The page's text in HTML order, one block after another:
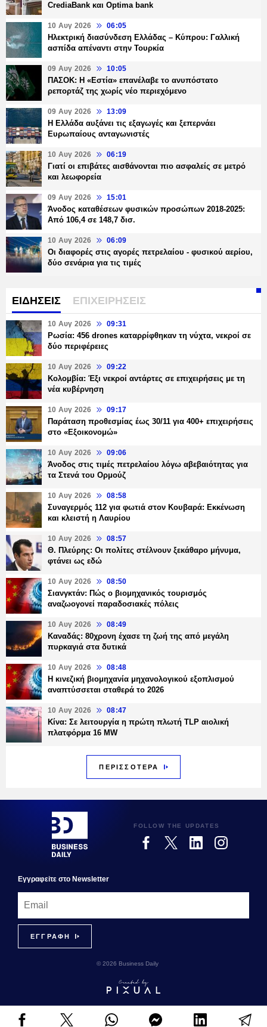
CrediaBank και Optima bank
10 Αυγ 2026 06:05
Ηλεκτρική διασύνδεση Ελλάδας – Κύπρου: Γαλλική
ασπίδα απέναντι στην Τουρκία
09 Αυγ 2026 10:05
ΠΑΣΟΚ: Η «Εστία» επανέλαβε το ανυπόστατο
ρεπορτάζ της χωρίς νέο περιεχόμενο
09 Αυγ 2026 13:09
Η Ελλάδα αυξάνει τις εξαγωγές και ξεπερνάει
Ευρωπαίους ανταγωνιστές
10 Αυγ 2026 06:19
Γιατί οι επιβάτες αισθάνονται πιο ασφαλείς σε μετρό
και λεωφορεία
09 Αυγ 2026 15:01
Άνοδος καταθέσεων φυσικών προσώπων 2018-2025:
Από 106,4 σε 148,7 δισ.
10 Αυγ 2026 06:09
Οι διαφορές στις αγορές πετρελαίου - φυσικού αερίου,
δύο σενάρια για τις τιμές
ΕΙΔΗΣΕΙΣ ΕΠΙΧΕΙΡΗΣΕΙΣ
10 Αυγ 2026 09:31
Ρωσία: 456 drones καταρρίφθηκαν τη νύχτα, νεκροί σε
δύο περιφέρειες
10 Αυγ 2026 09:22
Κολομβία: Έξι νεκροί αντάρτες σε επιχειρήσεις με τη
νέα κυβέρνηση
10 Αυγ 2026 09:17
Παράταση προθεσμίας έως 30/11 για 400+ επιχειρήσεις
στο «Εξοικονομώ»
10 Αυγ 2026 09:06
Άνοδος στις τιμές πετρελαίου λόγω αβεβαιότητας για
τα Στενά του Ορμούζ
10 Αυγ 2026 08:58
Συναγερμός 112 για φωτιά στον Κουβαρά: Εκκένωση
και κλειστή η Λαυρίου
10 Αυγ 2026 08:57
Θ. Πλεύρης: Οι πολίτες στέλνουν ξεκάθαρο μήνυμα,
φτάνει ως εδώ
10 Αυγ 2026 08:50
Σιανγκτάν: Πώς ο βιομηχανικός τουρισμός
αναζωογονεί παραδοσιακές πόλεις
10 Αυγ 2026 08:49
Καναδάς: 80χρονη έχασε τη ζωή της από μεγάλη
πυρκαγιά στα δυτικά
10 Αυγ 2026 08:48
Η κινεζική βιομηχανία μηχανολογικού εξοπλισμού
αναπτύσσεται σταθερά το 2026
10 Αυγ 2026 08:47
Κίνα: Σε λειτουργία η πρώτη πλωτή TLP αιολική
πλατφόρμα 16 MW
ΠΕΡΙΣΣΟΤΕΡΑ
FOLLOW THE UPDATES
Εγγραφεiτε στο Newsletter
© 2026 Business Daily